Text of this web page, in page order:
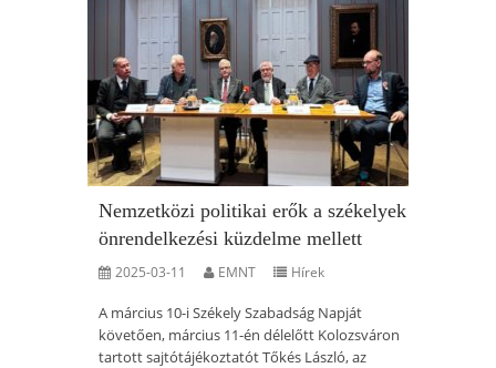
Nemzetközi politikai erők a székelyek
önrendelkezési küzdelme mellett
2025-03-11 EMNT Hírek
A március 10-i Székely Szabadság Napját
követően, március 11-én délelőtt Kolozsváron
tartott sajtótájékoztatót Tőkés László, az